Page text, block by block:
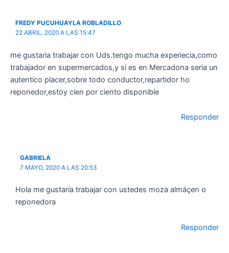
FREDY PUCUHUAYLA ROBLADILLO
22 ABRIL, 2020 A LAS 15:47
me gustaria trabajar con Uds.tengo mucha experiecia,como
trabajador en supermercados,y si es en Mercadona seria un
autentico placer,sobre todo conductor,repartidor ho
reponedor,estoy cien por ciento disponible
Responder
GABRIELA
7 MAYO, 2020 A LAS 20:53
Hola me gustaría trabajar con ustedes moza almáçen o
reponedora
Responder